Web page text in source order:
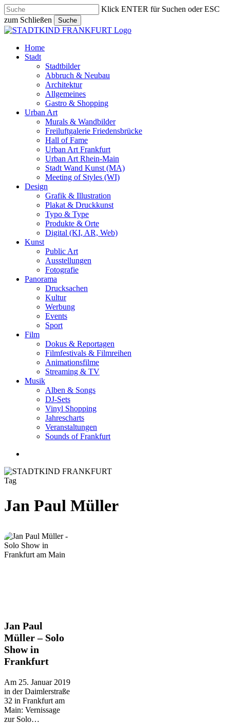
Skip
to
main
content
Klick ENTER für Suchen oder ESC
zum Schließen
Suche
Close
search
Menu
Home
Stadt
Stadtbilder
Abbruch & Neubau
Architektur
Allgemeines
Gastro & Shopping
Urban Art
Murals & Wandbilder
Freiluftgalerie Friedensbrücke
Hall of Fame
Urban Art Frankfurt
Urban Art Rhein-Main
Stadt Wand Kunst (MA)
Meeting of Styles (WI)
Design
Grafik & Illustration
Plakat & Druckkunst
Typo & Type
Produkte & Orte
Digital (KI, AR, Web)
Kunst
Public Art
Ausstellungen
Fotografie
Panorama
Drucksachen
Kultur
Werbung
Events
Sport
Film
Dokus & Reportagen
Filmfestivals & Filmreihen
Animationsfilme
Streaming & TV
Musik
Alben & Songs
DJ-Sets
Vinyl Shopping
Jahrescharts
Veranstaltungen
Sounds of Frankfurt
Tag
Jan Paul Müller
Jan
Paul
Müller
–
Solo
in
Frankfurt
Jan Paul
Müller – Solo
Show in
Frankfurt
Am 25. Januar 2019
in der Daimlerstraße
32 in Frankfurt am
Main: Vernissage
zur Solo…